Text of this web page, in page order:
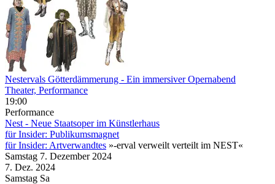
Nestervals Götterdämmerung - Ein immersiver Opernabend
Theater, Performance
19:00
Performance
Nest - Neue Staatsoper im Künstlerhaus
für Insider: Publikumsmagnet
für Insider: Artverwandtes »-erval verweilt verteilt im NEST«
Samstag 7. Dezember 2024
7. Dez. 2024
Samstag Sa